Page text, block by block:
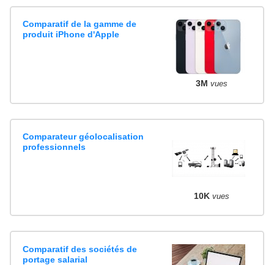
Comparatif de la gamme de
produit iPhone d'Apple
3M vues
Comparateur géolocalisation
professionnels
10K vues
Comparatif des sociétés de
portage salarial